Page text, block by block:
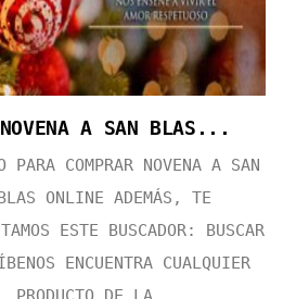
A SAN BLAS...
PARA COMPRAR NOVENA A SAN
ONLINE ADEMÁS, TE
ESTE BUSCADOR: BUSCAR
ENCUENTRA CUALQUIER